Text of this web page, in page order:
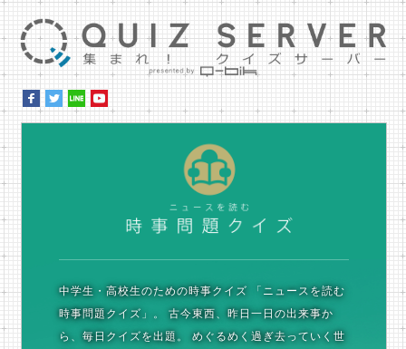
中学生・高校生のための時事クイズ 「ニュースを読む
時事問題クイズ」。
古今東西、昨日一日の出来事か
ら、毎日クイズを出題。
めぐるめく過ぎ去っていく世